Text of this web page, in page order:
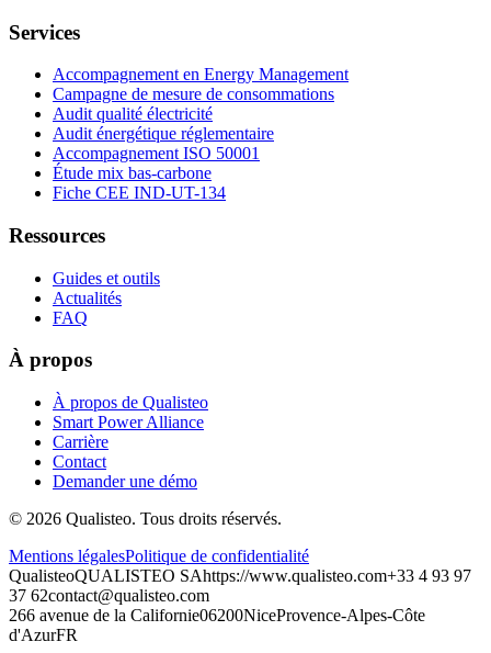
Services
Accompagnement en Energy Management
Campagne de mesure de consommations
Audit qualité électricité
Audit énergétique réglementaire
Accompagnement ISO 50001
Étude mix bas-carbone
Fiche CEE IND-UT-134
Ressources
Guides et outils
Actualités
FAQ
À propos
À propos de Qualisteo
Smart Power Alliance
Carrière
Contact
Demander une démo
© 2026 Qualisteo. Tous droits réservés.
Mentions légalesPolitique de confidentialité
QualisteoQUALISTEO SAhttps://www.qualisteo.com+33 4 93 97
37 62contact@qualisteo.com
266 avenue de la Californie06200NiceProvence-Alpes-Côte
d'AzurFR